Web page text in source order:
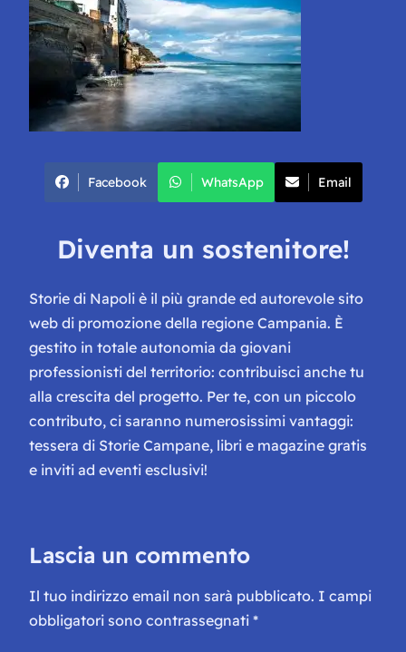
Facebook WhatsApp Email
Diventa un sostenitore!
Storie di Napoli è il più grande ed autorevole sito
web di promozione della regione Campania. È
gestito in totale autonomia da giovani
professionisti del territorio: contribuisci anche tu
alla crescita del progetto. Per te, con un piccolo
contributo, ci saranno numerosissimi vantaggi:
tessera di Storie Campane, libri e magazine gratis
e inviti ad eventi esclusivi!
Lascia un commento
Il tuo indirizzo email non sarà pubblicato. I campi
obbligatori sono contrassegnati *